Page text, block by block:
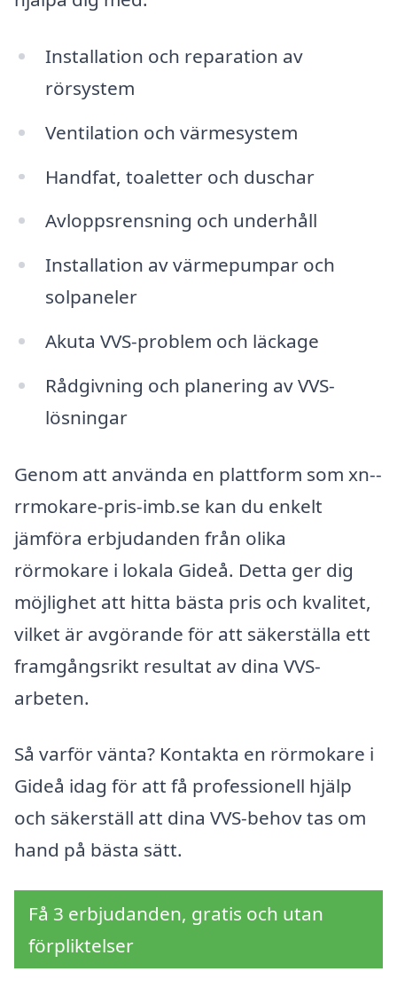
Installation och reparation av
rörsystem
Ventilation och värmesystem
Handfat, toaletter och duschar
Avloppsrensning och underhåll
Installation av värmepumpar och
solpaneler
Akuta VVS-problem och läckage
Rådgivning och planering av VVS-
lösningar
Genom att använda en plattform som xn--
rrmokare-pris-imb.se kan du enkelt
jämföra erbjudanden från olika
rörmokare i lokala Gideå. Detta ger dig
möjlighet att hitta bästa pris och kvalitet,
vilket är avgörande för att säkerställa ett
framgångsrikt resultat av dina VVS-
arbeten.
Så varför vänta? Kontakta en rörmokare i
Gideå idag för att få professionell hjälp
och säkerställ att dina VVS-behov tas om
hand på bästa sätt.
Få 3 erbjudanden, gratis och utan
förpliktelser